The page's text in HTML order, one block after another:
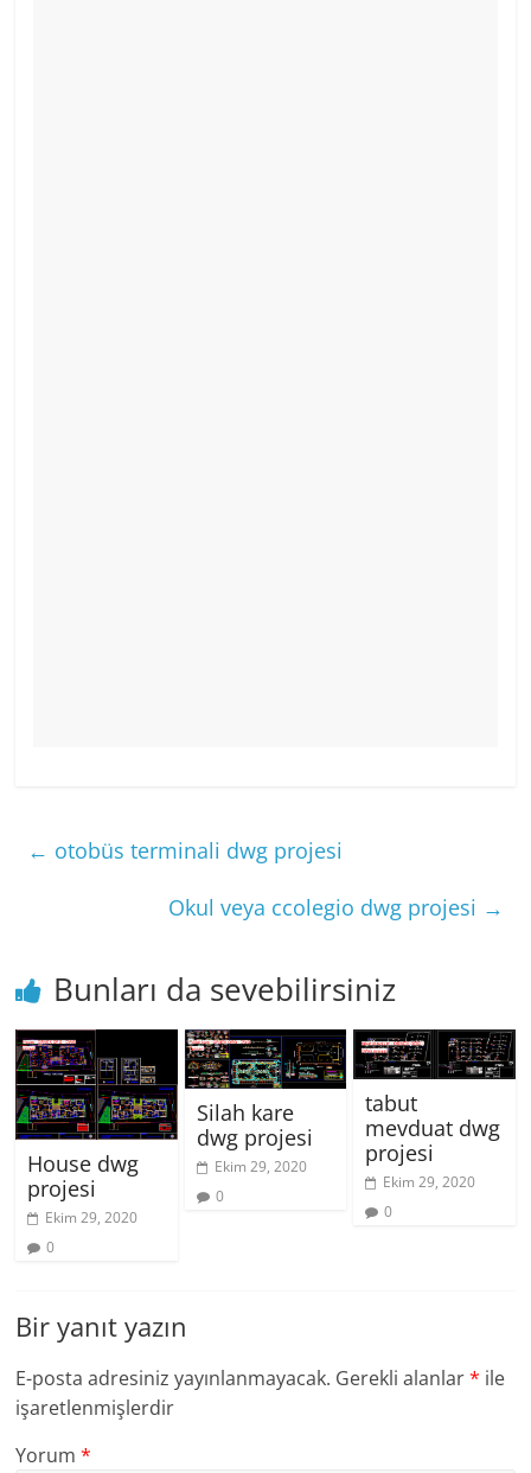
← otobüs terminali dwg projesi
Okul veya ccolegio dwg projesi →
Bunları da sevebilirsiniz
House dwg
projesi
Ekim 29, 2020
0
Silah kare
dwg projesi
Ekim 29, 2020
0
tabut
mevduat dwg
projesi
Ekim 29, 2020
0
Bir yanıt yazın
E-posta adresiniz yayınlanmayacak. Gerekli alanlar* ile
işaretlenmişlerdir
Yorum*